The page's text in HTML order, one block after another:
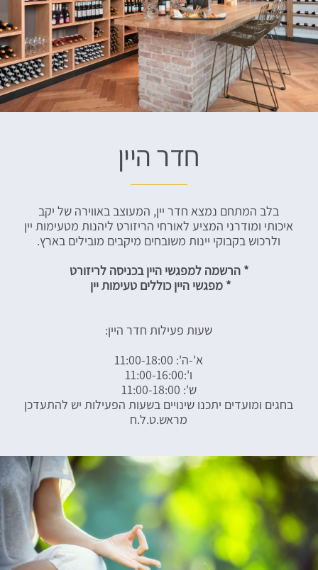
חדר היין
בלב המתחם נמצא חדר יין, המעוצב באווירה של יקב
איכותי ומודרני המציע לאורחי הריזורט ליהנות מטעימות יין
ולרכוש בקבוקי יינות משובחים מיקבים מובילים בארץ.
* הרשמה למפגשי היין בכניסה לריזורט
* מפגשי היין כוללים טעימות יין
שעות פעילות חדר היין:
א'-ה': 11:00-18:00
ו':11:00-16:00
ש': 11:00-18:00
בחגים ומועדים יתכנו שינויים בשעות הפעילות יש להתעדכן
מראש.ט.ל.ח